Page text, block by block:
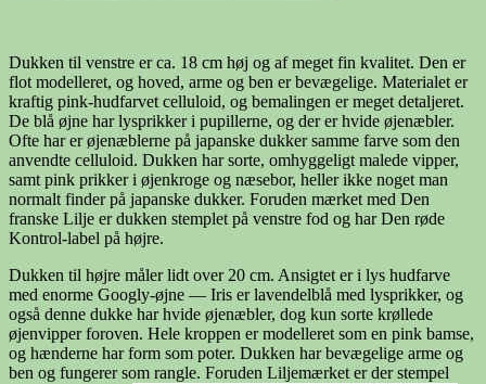
Dukken til venstre er ca. 18 cm høj og af meget fin kvalitet. Den er
flot modelleret, og hoved, arme og ben er bevægelige. Materialet er
kraftig pink-hudfarvet celluloid, og bemalingen er meget detaljeret.
De blå øjne har lysprikker i pupillerne, og der er hvide øjenæbler.
Ofte har er øjenæblerne på japanske dukker samme farve som den
anvendte celluloid. Dukken har sorte, omhyggeligt malede vipper,
samt pink prikker i øjenkroge og næsebor, heller ikke noget man
normalt finder på japanske dukker. Foruden mærket med Den
franske Lilje er dukken stemplet på venstre fod og har Den røde
Kontrol-label på højre.
Dukken til højre måler lidt over 20 cm. Ansigtet er i lys hudfarve
med enorme Googly-øjne — Iris er lavendelblå med lysprikker, og
også denne dukke har hvide øjenæbler, dog kun sorte krøllede
øjenvipper foroven. Hele kroppen er modelleret som en pink bamse,
og hænderne har form som poter. Dukken har bevægelige arme og
ben og fungerer som rangle. Foruden Liljemærket er der stempel